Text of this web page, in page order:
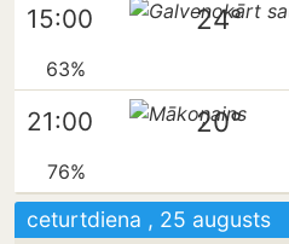
15:00 24°
63%
21:00 20°
76%
ceturtdiena , 25 augusts